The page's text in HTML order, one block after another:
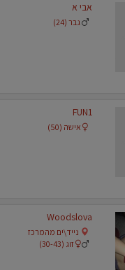
אבי א
גבר (24)
FUN1
אישה (50)
Woodslova
נייד\ים מהמרכז
זוג (30-43)